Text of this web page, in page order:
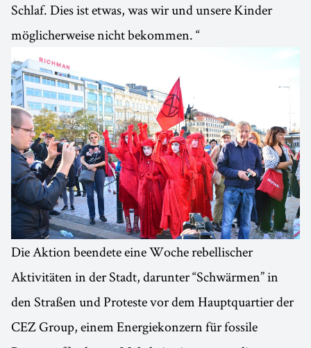
Schlaf. Dies ist etwas, was wir und unsere Kinder
möglicherweise nicht bekommen. “
Die Aktion beendete eine Woche rebellischer
Aktivitäten in der Stadt, darunter “Schwärmen” in
den Straßen und Proteste vor dem Hauptquartier der
CEZ Group, einem Energiekonzern für fossile